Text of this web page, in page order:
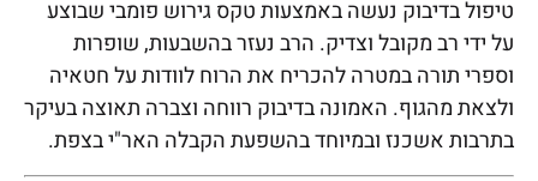
טיפול בדיבוק נעשה באמצעות טקס גירוש פומבי שבוצע
על ידי רב מקובל וצדיק. הרב נעזר בהשבעות, שופרות
וספרי תורה במטרה להכריח את הרוח לוודות על חטאיה
ולצאת מהגוף. האמונה בדיבוק רווחה וצברה תאוצה בעיקר
בתרבות אשכנז ובמיוחד בהשפעת הקבלה האר"י בצפת.